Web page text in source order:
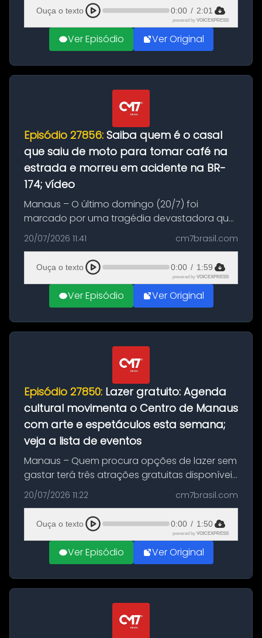
com destino a um típico café regio...
Ouça o texto 0:00 / 2:01
powered by VOICEXPRESS
Ver Episódio Ver Original
Episódio 27856: Saiba quem é o casal
que saiu de moto para tomar café na
estrada e morreu em acidente na BR-
174; vídeo
Manaus – O último domingo (20/7) foi
marcado por uma tragédia devastadora que
resultou na morte precoce de dois jovens na
BR-174, na zona rural de Manaus. Um passeio
com destino a um típico café regio...
20/07/2026 11:41 cm7brasil.com
Ouça o texto 0:00 / 1:59
powered by VOICEXPRESS
Ver Episódio Ver Original
Episódio 27850: Lazer gratuito: Agenda
cultural movimenta o Centro de Manaus
com arte e espetáculos esta semana;
veja a lista de eventos
Manaus – Quem procura opções de lazer sem
gastar terá três atrações gratuitas disponíveis
entre esta segunda-feira (20) e quinta-feira
(23). A programação inclui uma exposição
dedicada à história das ...
20/07/2026 11:22 cm7brasil.com
Ouça o texto 0:00 / 1:50
powered by VOICEXPRESS
Ver Episódio Ver Original